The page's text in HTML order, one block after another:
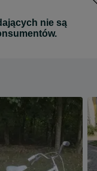
nie są